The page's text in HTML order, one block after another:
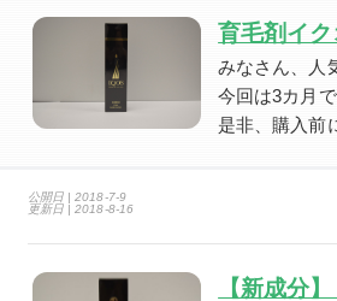
育毛剤イ
みなさん、人
今回は3カ月
是非、購入前
公開日 |2018-7-9
更新日 |2018-8-16
【新成分